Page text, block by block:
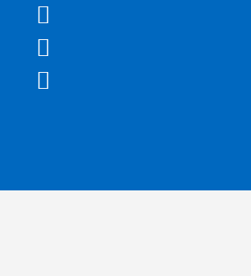


